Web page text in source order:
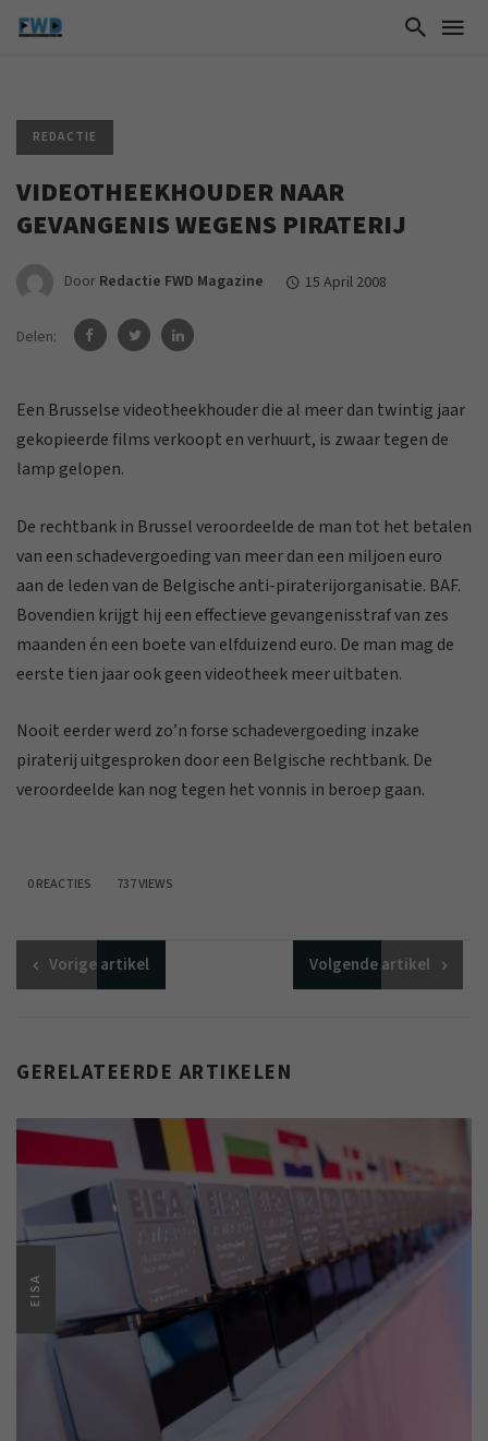
REDACTIE
VIDEOTHEEKHOUDER NAAR
GEVANGENIS WEGENS PIRATERIJ
Door Redactie FWD Magazine 15 April 2008
Delen:
Een Brusselse videotheekhouder die al meer dan twintig jaar
gekopieerde films verkoopt en verhuurt, is zwaar tegen de
lamp gelopen.
De rechtbank in Brussel veroordeelde de man tot het betalen
van een schadevergoeding van meer dan een miljoen euro
aan de leden van de Belgische anti-piraterijorganisatie. BAF.
Bovendien krijgt hij een effectieve gevangenisstraf van zes
maanden én een boete van elfduizend euro. De man mag de
eerste tien jaar ook geen videotheek meer uitbaten.
Nooit eerder werd zo’n forse schadevergoeding inzake
piraterij uitgesproken door een Belgische rechtbank. De
veroordeelde kan nog tegen het vonnis in beroep gaan.
0 REACTIES 737 VIEWS
Vorigeartikel Volgendeartikel
GERELATEERDE ARTIKELEN
EISA